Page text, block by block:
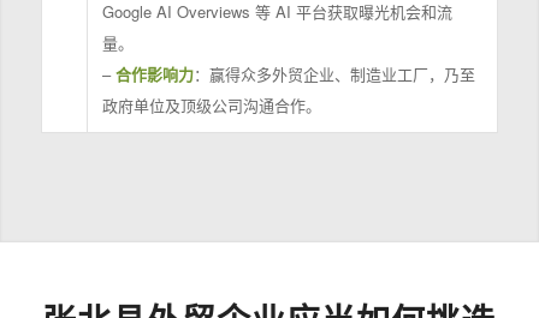
Google AI Overviews 等 AI 平台获取曝光机会和流
量。
–合作影响力：赢得众多外贸企业、制造业工厂，乃至
政府单位及顶级公司沟通合作。